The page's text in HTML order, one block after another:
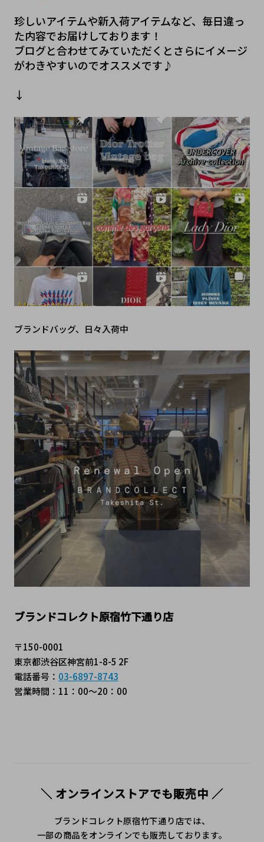
珍しいアイテムや新入荷アイテムなど、毎日違っ
た内容でお届けしております！
ブログと合わせてみていただくとさらにイメージ
がわきやすいのでオススメです♪
↓
ブランドバッグ、日々入荷中
ブランドコレクト原宿竹下通り店
〒150-0001
東京都渋谷区神宮前1-8-5 2F
電話番号： 03-6897-8743
営業時間：11：00～20：00
＼ オンラインストアでも販売中 ／
ブランドコレクト原宿竹下通り店では、
一部の商品をオンラインでも販売しております。